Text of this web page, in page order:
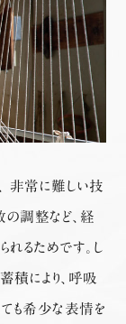
非常に難しい技
調整など、経
るためです。し
積により、呼吸
ても希少な表情を